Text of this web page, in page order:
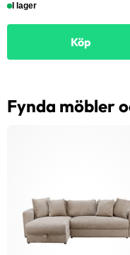
I lager
Köp
Fynda möbler